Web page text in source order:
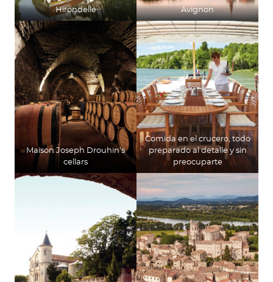
Hirondelle Avignon
Maison Joseph Drouhin’s
cellars
Comida en el crucero, todo
preparado al detalle y sin
preocuparte